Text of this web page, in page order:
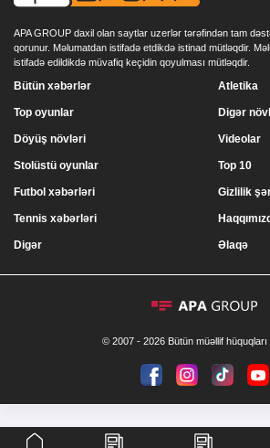
APA GROUP daxil olan saytlar uzerlər tərəfindən tam
qorunur. Məlumatdan istifadə etdikdə istinad mütləqdir.
istifadə edildikdə müvafiq keçidin qoyulması mütləqdir.
Bütün xəbərlər
Top oyunlar
Döyüş növləri
Stolüstü oyunlar
Atletika
Digər
Videolar
Top 10
Futbol xəbərləri
Tennis xəbərləri
Digər
Gizlilik
Əlaqə
© 2007 - 2026 Bütün müəllif hüquqları